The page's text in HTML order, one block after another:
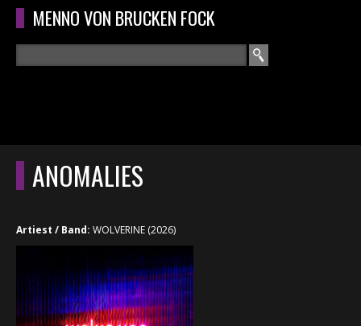
Overslaan en naar de algemene inhoud gaan
MENNO VON BRUCKEN FOCK
ZOEKVELD
HOOFDMENU HOME
RECENSIES
INTERVIEWS
CONCERTEN
ANOMALIES
Artiest / Band: WOLVERINE (2026)